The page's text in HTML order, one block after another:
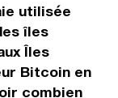
utilisée
îles
Îles
Bitcoin en
combien